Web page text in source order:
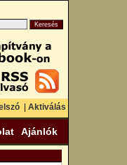
Aktiválás
Ajánlók